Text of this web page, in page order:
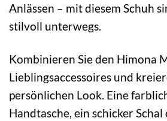
Anlässen – mit diesem Schuh
stilvoll unterwegs.
Kombinieren Sie den Himona
Lieblingsaccessoires und
persönlichen Look. Eine
Handtasche, ein schicker